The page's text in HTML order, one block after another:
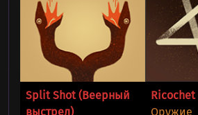
Split Shot (Веерный
выстрел)
Оружие